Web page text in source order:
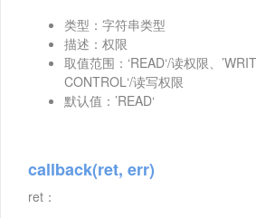
类型：字符串类型
描述：权限
取值范围：‘READ‘/读权限、
CONTROL‘/读写权限
默认值：’READ‘
callback(ret, err)
ret：